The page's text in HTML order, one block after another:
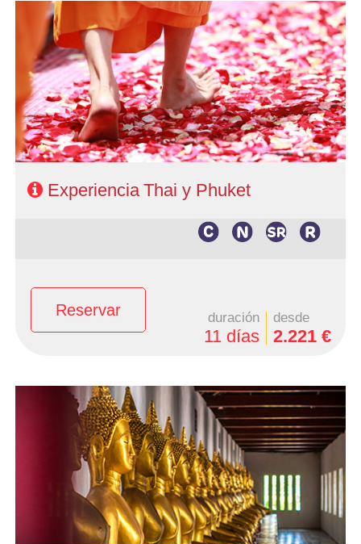
- Salidas: Lunes y Martes todo el año y Domingos de
Junio a Noviembre
- Ruta: 3 noches Bangkok, 1n Phitsanulok, 1n Chiang Rai,
1 n Chiang Mai y 3n Phuket
- Categoría hotelera: Turista, Primera y Semilujo
- Régimen: Media pensi"on en circuito, alojamiento y
desayuno en Bangkok y de libre elección en Phuket
Experiencia Thai y Phuket
Reservar duración
11 días
desde
2.221 €
- Salidas: Lunes y Martes todo el año y Domingos de
Junio a Noviembre
- Ruta: 3 noches Bangkok, 1 noche Phitsanulok, 1 noche
Chiang Rai y 2 noches Chiang Mai
- Categoría hotelera: Turista, Primera y Semi Lujo
- Régimen: Alojamiento y desayuno en Bangkok y media
pensión en circuito